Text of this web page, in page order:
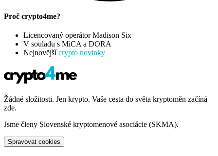
Proč crypto4me?
Licencovaný operátor Madison Six
V souladu s MiCA a DORA
Nejnovějšícrypto novinky
Žádné složitosti. Jen krypto. Vaše cesta do světa kryptoměn začíná
zde.
Jsme členy Slovenské kryptomenové asociácie (SKMA).
Spravovat cookies